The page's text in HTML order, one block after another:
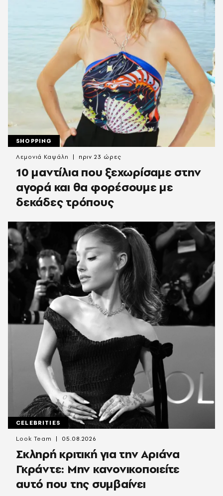
SHOPPING
10 μαντίλια που ξεχωρίσαμε στην
αγορά και θα φορέσουμε με
δεκάδες τρόπους
Λεμονιά Καψάλη πριν 23 ώρες
CELEBRITIES
Σκληρή κριτική για την Αριάνα
Γκράντε: Μην κανονικοποιείτε
αυτό που της συμβαίνει
Look Team 05.08.2026